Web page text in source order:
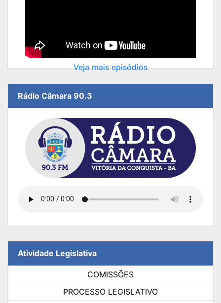
Veja mais episódios
Rádio Câmara 90.3
Atividade Legislativa
COMISSÕES
PROCESSO LEGISLATIVO